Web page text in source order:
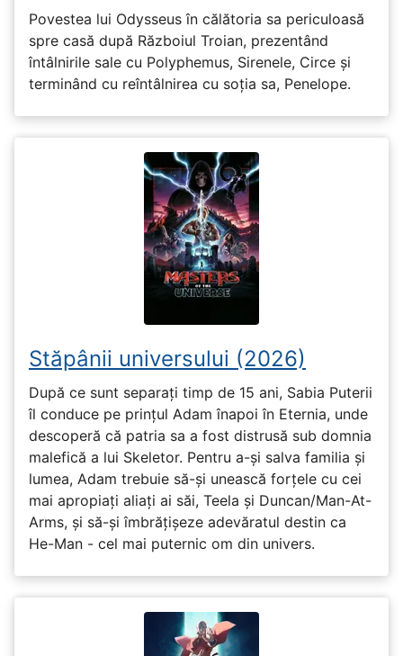
Povestea lui Odysseus în călătoria sa periculoasă
spre casă după Războiul Troian, prezentând
întâlnirile sale cu Polyphemus, Sirenele, Circe și
terminând cu reîntâlnirea cu soția sa, Penelope.
Stăpânii universului (2026)
După ce sunt separați timp de 15 ani, Sabia Puterii
îl conduce pe prințul Adam înapoi în Eternia, unde
descoperă că patria sa a fost distrusă sub domnia
malefică a lui Skeletor. Pentru a-și salva familia și
lumea, Adam trebuie să-și unească forțele cu cei
mai apropiați aliați ai săi, Teela și Duncan/Man-At-
Arms, și să-și îmbrățișeze adevăratul destin ca
He-Man - cel mai puternic om din univers.